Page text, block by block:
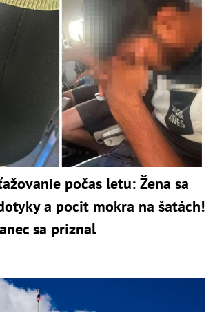
počas letu: Žena sa
a pocit mokra na šatách!
sa priznal